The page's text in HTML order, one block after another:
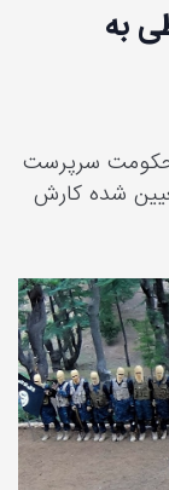
به
سرپرست
شده کارش